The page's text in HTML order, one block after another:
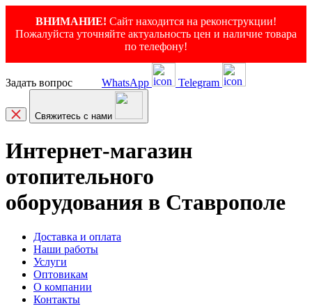
ВНИМАНИЕ! Сайт находится на реконструкции!
Пожалуйста уточняйте актуальность цен и наличие товара
по телефону!
Задать вопрос WhatsApp Telegram
Свяжитесь с нами
Интернет-магазин
отопительного
оборудования в Ставрополе
Доставка и оплата
Наши работы
Услуги
Оптовикам
О компании
Контакты